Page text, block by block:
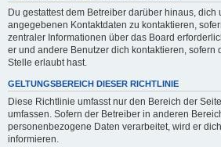
Du gestattest dem Betreiber darüber hinaus, dich
angegebenen Kontaktdaten zu kontaktieren,
zentraler Informationen über das Board
er und andere Benutzer dich kontaktieren, sofern
Stelle erlaubt hast.
GELTUNGSBEREICH DIESER RICHTLINIE
Diese Richtlinie umfasst nur den Bereich der
umfassen. Sofern der Betreiber in anderen
personenbezogene Daten verarbeitet, wird er
informieren.